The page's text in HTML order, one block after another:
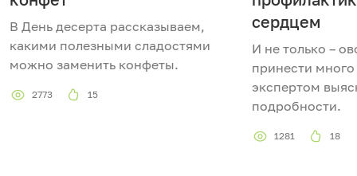
В День десерта рассказываем,
какими полезными сладостями
можно заменить конфеты.
2773 15
сердцем
И не только –
принести
экспертом
подробности.
1281 18